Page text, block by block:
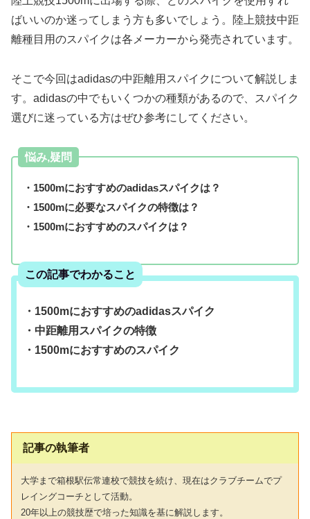
ばいいのか迷ってしまう方も多いでしょう。陸上競技中距
離種目用のスパイクは各メーカーから発売されています。
そこで今回はadidasの中距離用スパイクについて解説しま
す。adidasの中でもいくつかの種類があるので、スパイク
選びに迷っている方はぜひ参考にしてください。
悩み,疑問
・1500mにおすすめのadidasスパイクは？
・1500mに必要なスパイクの特徴は？
・1500mにおすすめのスパイクは？
この記事でわかること
・1500mにおすすめのadidasスパイク
・中距離用スパイクの特徴
・1500mにおすすめのスパイク
記事の執筆者
大学まで箱根駅伝常連校で競技を続け、現在はクラブチームでプ
レイングコーチとして活動。
20年以上の競技歴で培った知識を基に解説します。